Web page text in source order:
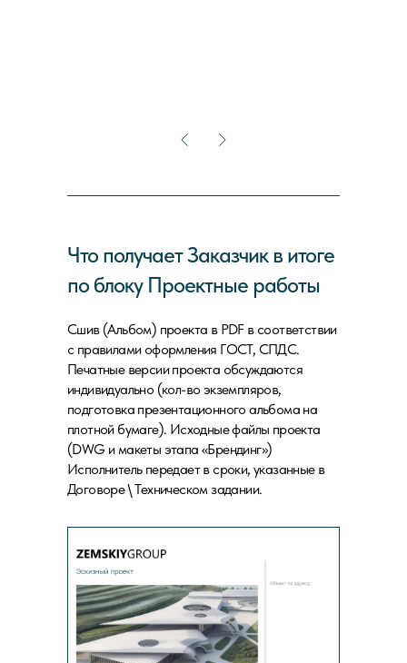
Что получает Заказчик в итоге
по блоку Проектные работы
Сшив (Альбом) проекта в PDF в соответствии
с правилами оформления ГОСТ, СПДС.
Печатные версии проекта обсуждаются
индивидуально (кол-во экземпляров,
подготовка презентационного альбома на
плотной бумаге). Исходные файлы проекта
(DWG и макеты этапа «Брендинг»)
Исполнитель передает в сроки, указанные в
Договоре \ Техническом задании.